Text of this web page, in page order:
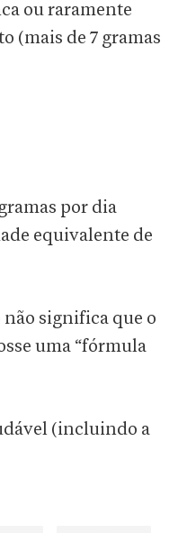
ou raramente
(mais de 7 gramas
por dia
equivalente de
não significa que o
uma “fórmula
(incluindo a